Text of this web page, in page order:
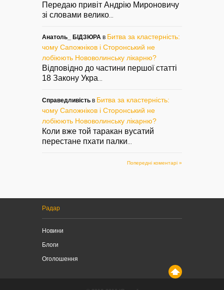
Передаю привіт Андрію Мироновичу
зі словами велико...
Анатоль_ БІДЗЮРА в Битва за кластерність:
чому Сапожніков і Сторонський не
лобіюють Нововолинську лікарню?
Відповідно до частини першої статті
18 Закону Укра...
Справедливість в Битва за кластерність:
чому Сапожніков і Сторонський не
лобіюють Нововолинську лікарню?
Коли вже той таракан вусатий
перестане пхати палки...
Попередні коментарі »
Радар
Новини
Блоги
Оголошення